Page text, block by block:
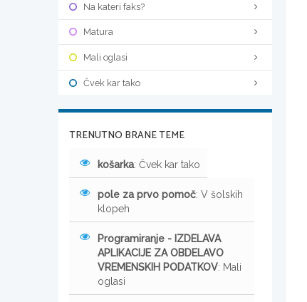
Na kateri faks?
Matura
Mali oglasi
Čvek kar tako
TRENUTNO BRANE TEME
košarka: Čvek kar tako
pole za prvo pomoč: V šolskih
klopeh
Programiranje - IZDELAVA
APLIKACIJE ZA OBDELAVO
VREMENSKIH PODATKOV: Mali
oglasi